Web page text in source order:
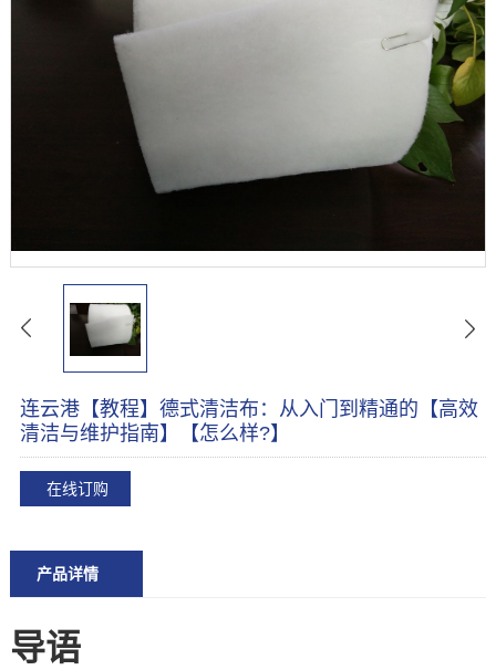
连云港【教程】德式清洁布：从入门到精通的【高效
清洁与维护指南】【怎么样?】
在线订购
产品详情
导语